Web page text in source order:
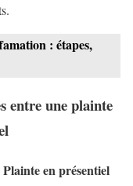
: étapes,
entre une plainte
Plainte en présentiel